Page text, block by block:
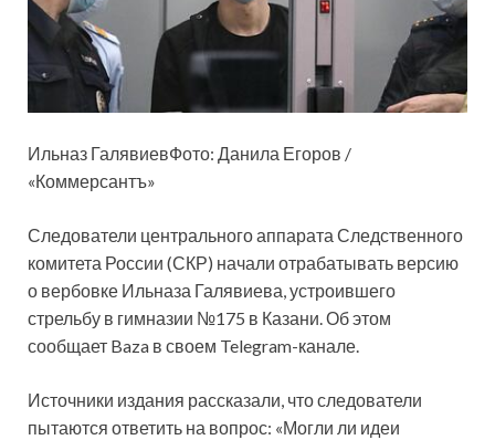
Ильназ ГалявиевФото: Данила Егоров /
«Коммерсантъ»
Следователи центрального аппарата Следственного
комитета России (СКР) начали отрабатывать версию
о вербовке Ильназа Галявиева, устроившего
стрельбу в гимназии №175 в Казани. Об этом
сообщает Baza в своем Telegram-канале.
Источники издания рассказали, что следователи
пытаются ответить на вопрос: «Могли ли идеи